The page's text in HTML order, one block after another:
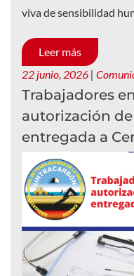
viva de sensibilidad
Leer más
22 junio, 2026 |
Trabajadores
autorización
entregada a